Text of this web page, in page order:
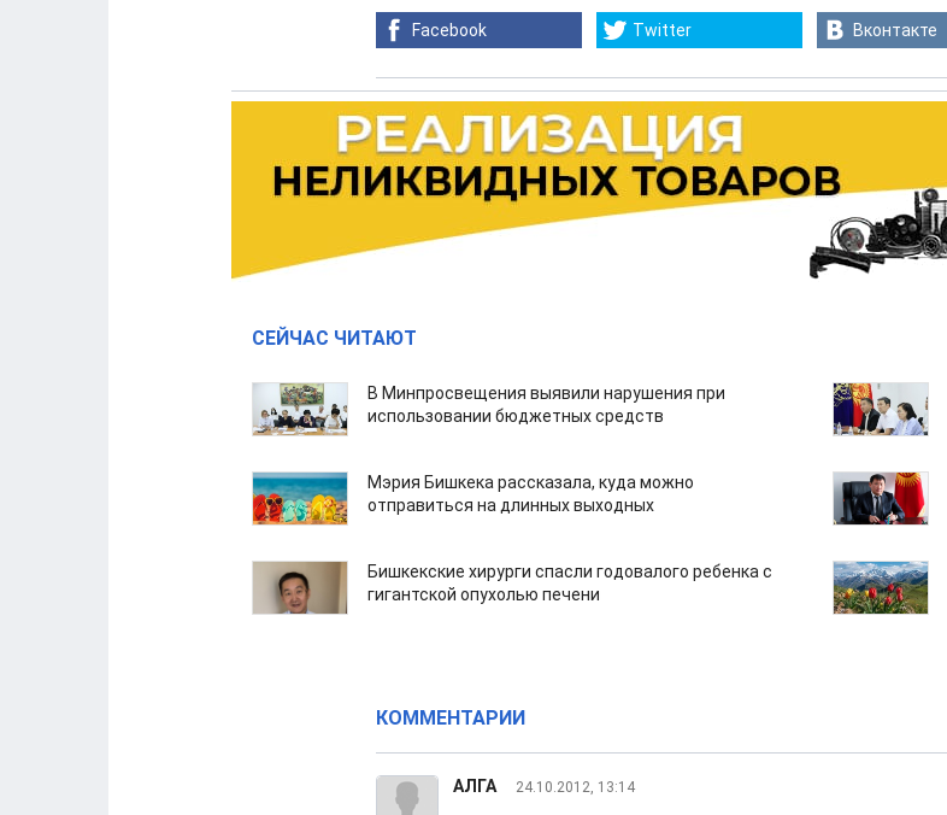
Facebook Twitter Вконтакте
СЕЙЧАС ЧИТАЮТ
В Минпросвещения выявили нарушения при
использовании бюджетных средств
Мэрия Бишкека рассказала, куда можно
отправиться на длинных выходных
Бишкекские хирурги спасли годовалого ребенка с
гигантской опухолью печени
КОММЕНТАРИИ
АЛГА 24.10.2012, 13:14